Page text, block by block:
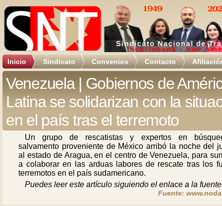
Inicio Sindicato Convenios Contacto
Venezuela | Gobiernos de
Latina se solidarizan con la
en el país tras el terremoto
Un grupo de rescatistas y expertos en
salvamento proveniente de México arribó la noche del
al estado de Aragua, en el centro de Venezuela, para
a colaborar en las arduas labores de rescate tras los
terremotos en el país sudamericano.
Puedes leer este artículo siguiendo el enlace a la
Fuente: